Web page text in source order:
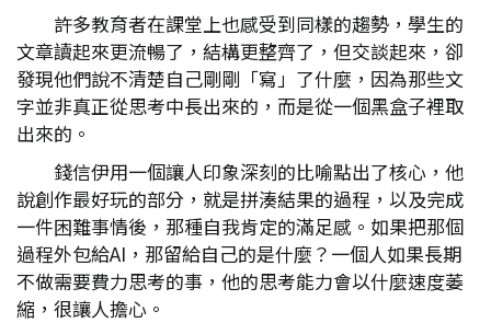
許多教育者在課堂上也感受到同樣的趨勢，學生的
文章讀起來更流暢了，結構更整齊了，但交談起來，卻
發現他們說不清楚自己剛剛「寫」了什麼，因為那些文
字並非真正從思考中長出來的，而是從一個黑盒子裡取
出來的。
錢信伊用一個讓人印象深刻的比喻點出了核心，他
說創作最好玩的部分，就是拼湊結果的過程，以及完成
一件困難事情後，那種自我肯定的滿足感。如果把那個
過程外包給AI，那留給自己的是什麼？一個人如果長期
不做需要費力思考的事，他的思考能力會以什麼速度萎
縮，很讓人擔心。